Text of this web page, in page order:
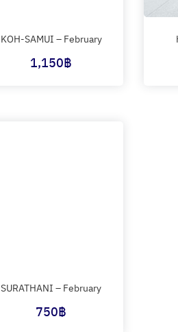
KOH-SAMUI – February
1,150฿
SURATHANI – February
750฿